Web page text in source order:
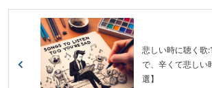
悲しい時に聴く歌
で、辛くて悲しい
選】